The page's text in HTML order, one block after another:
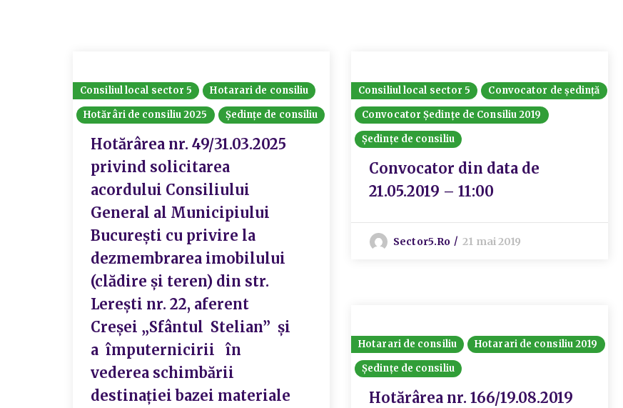
Consiliul local sector 5
Hotarari de consiliu
Hotărâri de consiliu 2025
Ședințe de consiliu
Hotărârea nr. 49/31.03.2025
privind solicitarea
acordului Consiliului
General al Municipiului
București cu privire la
dezmembrarea imobilului
(clădire și teren) din str.
Lerești nr. 22, aferent
Creșei „Sfântul Stelian” și
a împuternicirii în
vederea schimbării
destinației bazei materiale
Consiliul local sector 5
Convocator de ședință
Convocator Ședințe de Consiliu 2019
Ședințe de consiliu
Convocator din data de
21.05.2019 – 11:00
Sector5.ro 21 mai 2019
Hotarari de consiliu
Hotarari de consiliu 2019
Ședințe de consiliu
Hotărârea nr. 166/19.08.2019